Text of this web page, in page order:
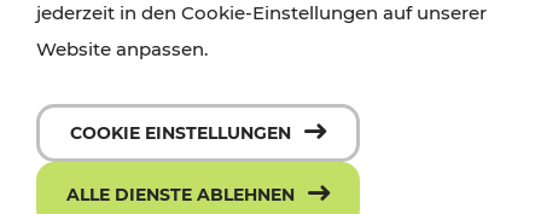
jederzeit in den Cookie-Einstellungen auf unserer
Website anpassen.
COOKIE EINSTELLUNGEN
ALLE DIENSTE ABLEHNEN